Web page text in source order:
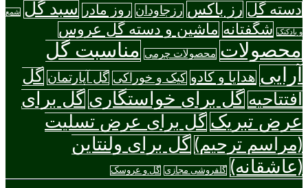
دسته گل رز باکس رزجاودان روز مادر سبد گل شمع
و بادکنک شگفتانه ماشین و دسته گل عروس
محصولات محصولات چرمی مناسبت گل
آرایی هدایا و کادو کیک و خوراکی گل آپارتمان گل
افتتاحیه گل برای خواستگاری گل برای
عرض تبریک گل برای عرض تسلیت
(مراسم ترحیم) گل برای ولنتاین
(عاشقانه)
گلفروشی مجازی گل و عروسک